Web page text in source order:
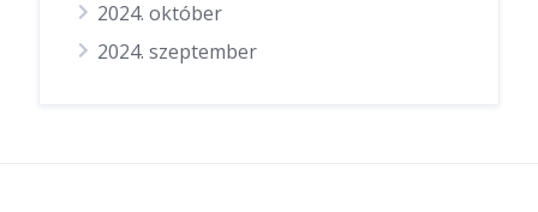
2024. október
2024. szeptember